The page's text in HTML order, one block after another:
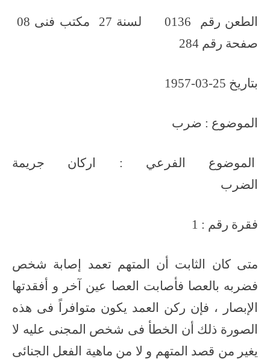
صفحة رقم 284
بتاريخ 25-03-1957
الموضوع : ضرب
الموضوع الفرعي : اركان جريمة
الضرب
فقرة رقم : 1
متى كان الثابت أن المتهم تعمد إصابة شخص
فضربه بالعصا فأصابت العصا عين آخر و أفقدتها
الإبصار ، فإن ركن العمد يكون متوافراً فى هذه
الصورة ذلك أن الخطأ فى شخص المجنى عليه لا
يغير من قصد المتهم و لا من ماهية الفعل الجنائى